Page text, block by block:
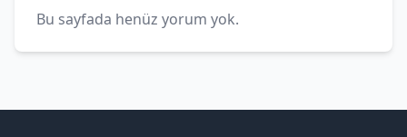
Bu sayfada henüz yorum yok.